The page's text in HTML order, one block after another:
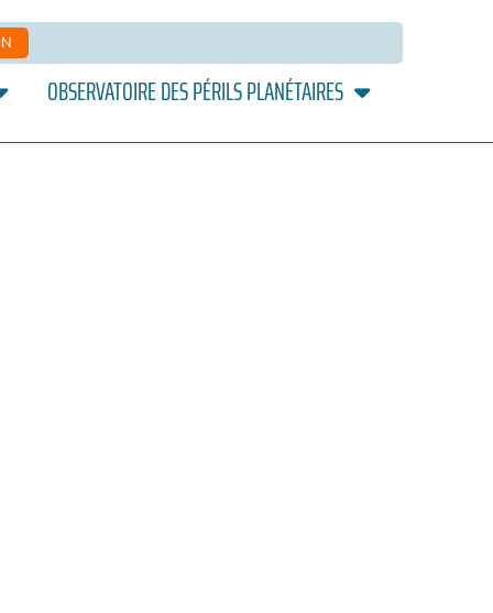
OBSERVATOIRE DES PÉRILS PLANÉTAIRES